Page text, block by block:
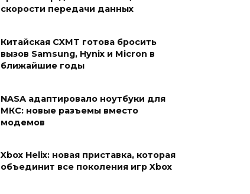
скорости передачи данных
Китайская CXMT готова бросить
вызов Samsung, Hynix и Micron в
ближайшие годы
NASA адаптировало ноутбуки для
МКС: новые разъемы вместо
модемов
Xbox Helix: новая приставка, которая
объединит все поколения игр Xbox